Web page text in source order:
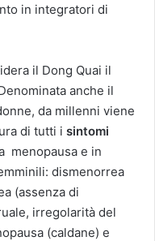
in integratori di
il Dong Quai il
anche il
da millenni viene
di tutti i sintomi
menopausa e in
dismenorrea
(assenza di
irregolarità del
(caldane) e